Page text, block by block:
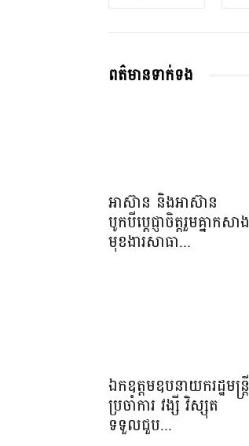
ពត៌មានទាក់ទង
អាស៊ាន និងអាស៊ាន
បូកបីប្តេជ្ញាចិត្តរួមគ្នាកសាង
មុខងារសាធា...
ឯកឧត្តមឧបនាយករដ្ឋមន្ត្រី
ប្រចាំការ វង្សី វិស្សុត
ទទួលជួប...